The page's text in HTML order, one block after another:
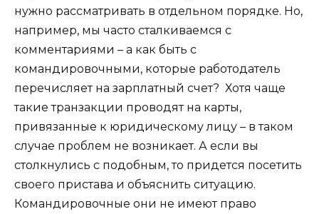
нужно рассматривать в отдельном порядке. Но,
например, мы часто сталкиваемся с
комментариями – а как быть с
командировочными, которые работодатель
перечисляет на зарплатный счет? Хотя чаще
такие транзакции проводят на карты,
привязанные к юридическому лицу – в таком
случае проблем не возникает. А если вы
столкнулись с подобным, то придется посетить
своего пристава и объяснить ситуацию.
Командировочные они не имеют право